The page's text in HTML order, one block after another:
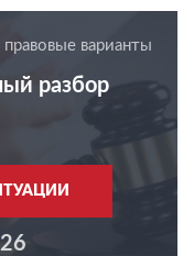
варианты
разбор